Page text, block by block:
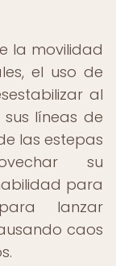
la movilidad
el uso de
al
líneas de
las estepas
su
para
lanzar
caos